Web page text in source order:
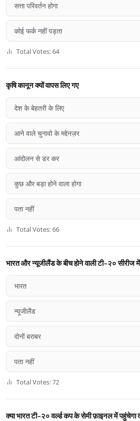
सत्ता परिवर्तन होगा
कोई फर्क नहीं पड़ता
Total Votes: 64
कृषि कानून क्यों वापस लिए गए
देश के बेहतरी के लिए
आने वाले चुनावो के मद्देनज़र
आंदोलन से डर कर
कुछ और बड़ा होने वाला होगा
पता नहीं
Total Votes: 66
भारत और न्यूजीलैंड के बीच होने वाली टी-२० सीरीज
भारत
न्यूजीलैंड
दोनों बराबर
पता नहीं
Total Votes: 72
क्या भारत टी-२० वर्ल्ड कप के सेमी फ़ाइनल में पहुंचेगा